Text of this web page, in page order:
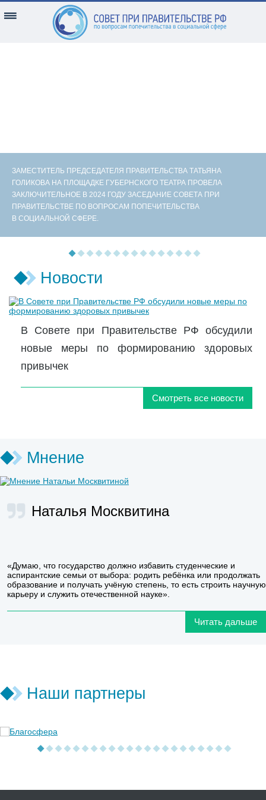
ЗАМЕСТИТЕЛЬ ПРЕДСЕДАТЕЛЯ ПРАВИТЕЛЬСТВА ТАТЬЯНА
ГОЛИКОВА НА ПЛОЩАДКЕ ГУБЕРНСКОГО ТЕАТРА ПРОВЕЛА
ЗАКЛЮЧИТЕЛЬНОЕ В 2024 ГОДУ ЗАСЕДАНИЕ СОВЕТА ПРИ
ПРАВИТЕЛЬСТВЕ ПО ВОПРОСАМ ПОПЕЧИТЕЛЬСТВА
В СОЦИАЛЬНОЙ СФЕРЕ.
Новости
В Совете при Правительстве РФ обсудили
новые меры по формированию здоровых
привычек
Смотреть все новости
Мнение
Наталья Москвитина
«Думаю, что государство должно избавить студенческие и
аспирантские семьи от выбора: родить ребёнка или продолжать
образование и получать учёную степень, то есть строить научную
карьеру и служить отечественной науке».
Читать дальше
Наши партнеры